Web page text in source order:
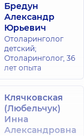
Бредун
Александр
Юрьевич
Отоларинголог
детский;
Отоларинголог, 36
лет опыта
Клячковская
(Любельчук)
Инна
Александровна